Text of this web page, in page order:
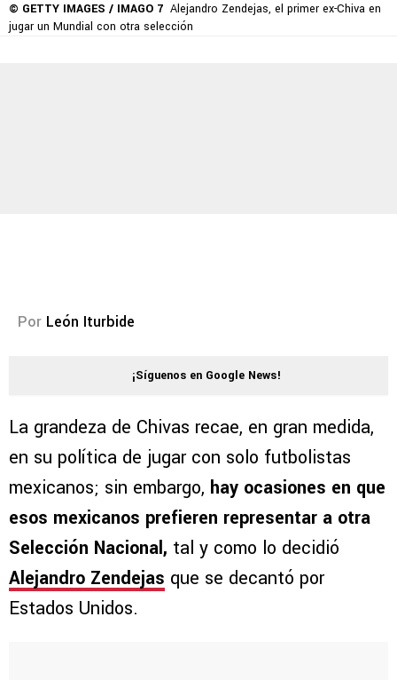
© GETTY IMAGES / IMAGO 7 Alejandro Zendejas, el primer ex-Chiva en
jugar un Mundial con otra selección
Por León Iturbide
¡Síguenos en Google News!
La grandeza de Chivas recae, en gran medida,
en su política de jugar con solo futbolistas
mexicanos; sin embargo, hay ocasiones en que
esos mexicanos prefieren representar a otra
Selección Nacional, tal y como lo decidió
Alejandro Zendejas que se decantó por
Estados Unidos.